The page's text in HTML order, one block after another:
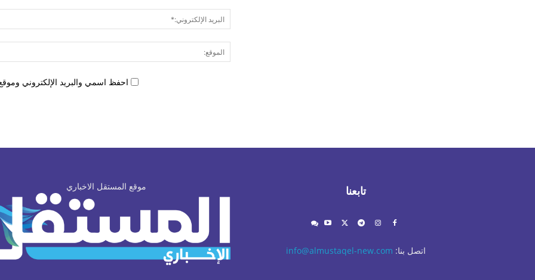
احفظ اسمي والبريد الإلكتروني
موقع المستقل الاخباري تابعنا
اتصل بنا: info@almustaqel-new.com